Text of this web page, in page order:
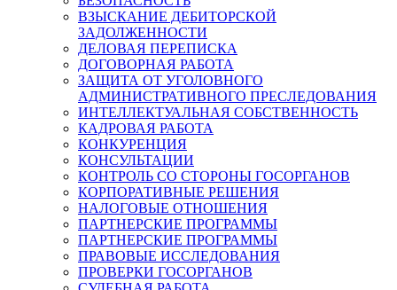
ВЗЫСКАНИЕ ДЕБИТОРСКОЙ
ЗАДОЛЖЕННОСТИ
ДЕЛОВАЯ ПЕРЕПИСКА
ДОГОВОРНАЯ РАБОТА
ЗАЩИТА ОТ УГОЛОВНОГО
АДМИНИСТРАТИВНОГО ПРЕСЛЕДОВАНИЯ
ИНТЕЛЛЕКТУАЛЬНАЯ СОБСТВЕННОСТЬ
КАДРОВАЯ РАБОТА
КОНКУРЕНЦИЯ
КОНСУЛЬТАЦИИ
КОНТРОЛЬ СО СТОРОНЫ ГОСОРГАНОВ
КОРПОРАТИВНЫЕ РЕШЕНИЯ
НАЛОГОВЫЕ ОТНОШЕНИЯ
ПАРТНЕРСКИЕ ПРОГРАММЫ
ПАРТНЕРСКИЕ ПРОГРАММЫ
ПРАВОВЫЕ ИССЛЕДОВАНИЯ
ПРОВЕРКИ ГОСОРГАНОВ